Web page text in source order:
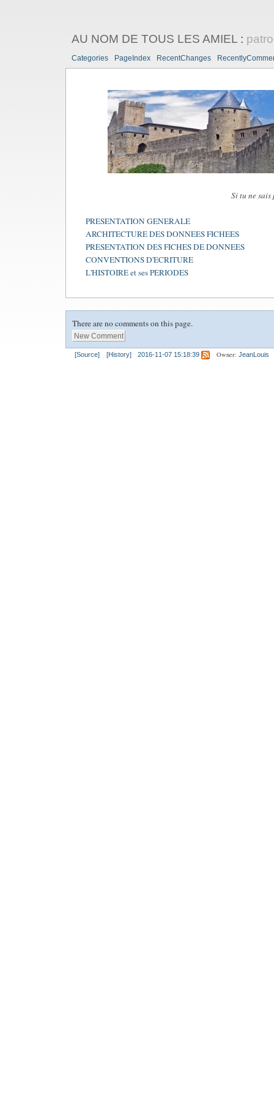
AU NOM DE TOUS LES AMIEL:
Categories PageIndex RecentChanges
Si tu ne sais
PRESENTATION GENERALE
ARCHITECTURE DES DONNEES FICHEES
PRESENTATION DES FICHES DE DONNEES
CONVENTIONS D'ECRITURE
L'HISTOIRE et ses PERIODES
There are no comments on this page.
[Source] [History] 2016-11-07 15:18:39 Owner: JeanLouis